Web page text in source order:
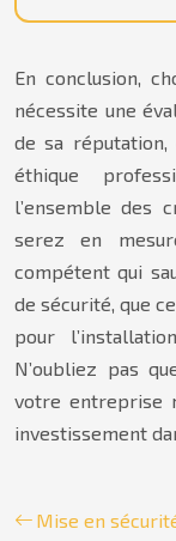
En conclusion,
nécessite une
de sa
éthique
l’ensemble des
serez en
compétent qui
de sécurité, que
pour
N’oubliez pas
votre entreprise
investissement
Mise en